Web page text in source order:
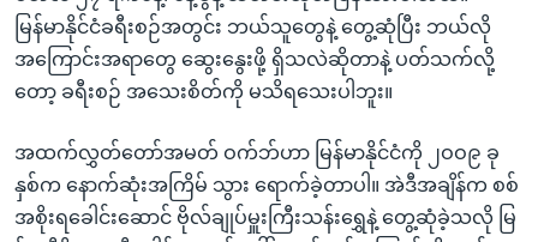
မြန်မာနိုင်ငံခရီးစဉ်အတွင်း ဘယ်သူတွေနဲ့ တွေ့ဆုံပြီး ဘယ်လို
အကြောင်းအရာတွေ ဆွေးနွေးဖို့ ရှိသလဲဆိုတာနဲ့ ပတ်သက်လို့
တော့ ခရီးစဉ် အသေးစိတ်ကို မသိရသေးပါဘူး။
အထက်လွှတ်တော်အမတ် ဝက်ဘ်ဟာ မြန်မာနိုင်ငံကို ၂ဝဝ၉ ခု
နှစ်က နောက်ဆုံးအကြိမ် သွား ရောက်ခဲ့တာပါ။ အဲဒီအချိန်က စစ်
အစိုးရခေါင်းဆောင် ဗိုလ်ချုပ်မှူးကြီးသန်းရွှေနဲ့ တွေ့ဆုံခဲ့သလို မြ